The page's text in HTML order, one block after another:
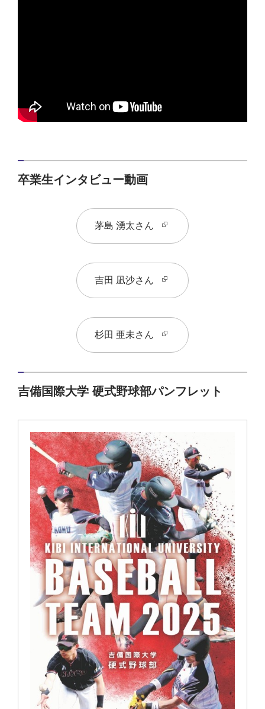
卒業生インタビュー動画
茅島 湧太さん
吉田 凪沙さん
杉田 亜未さん
吉備国際大学 硬式野球部パンフレット